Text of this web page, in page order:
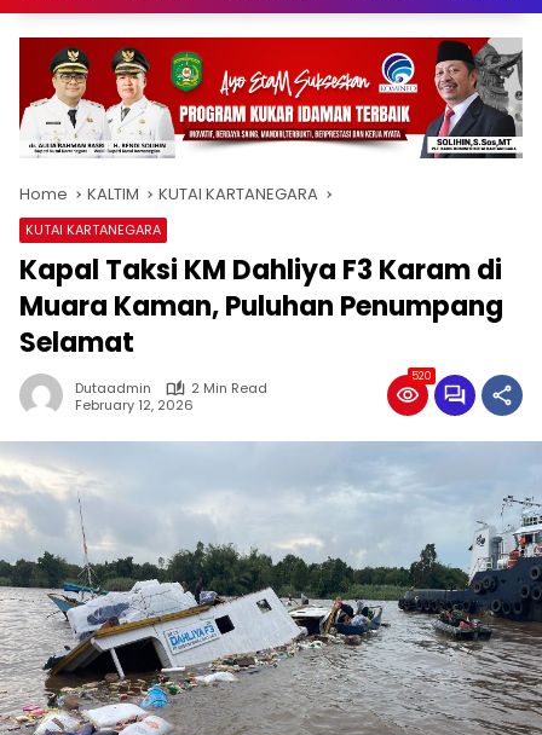
Home KALTIM KUTAI KARTANEGARA
KUTAI KARTANEGARA
Kapal Taksi KM Dahliya F3 Karam di
Muara Kaman, Puluhan Penumpang
Selamat
Dutaadmin
2 Min Read
February 12, 2026
520